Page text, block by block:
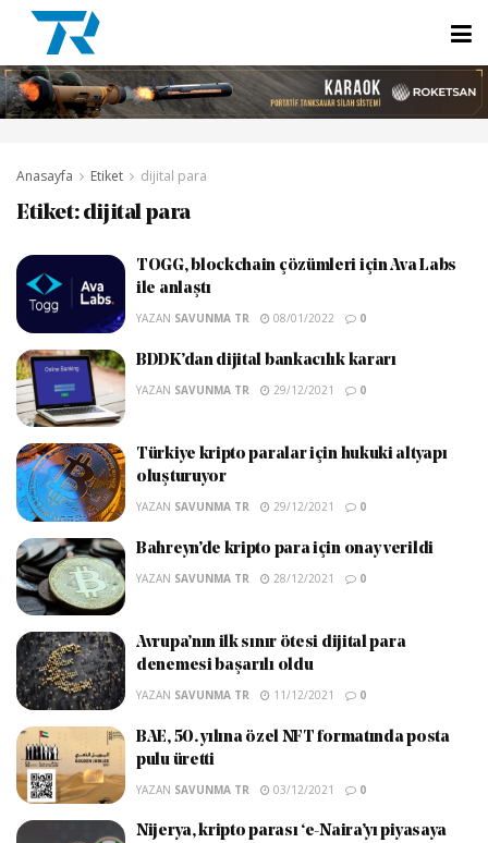
Anasayfa Etiket dijital para
Etiket: dijital para
TOGG, blockchain çözümleri için Ava Labs
ile anlaştı
YAZAN SAVUNMA TR 08/01/2022 0
BDDK’dan dijital bankacılık kararı
YAZAN SAVUNMA TR 29/12/2021 0
Türkiye kripto paralar için hukuki altyapı
oluşturuyor
YAZAN SAVUNMA TR 29/12/2021 0
Bahreyn’de kripto para için onay verildi
YAZAN SAVUNMA TR 28/12/2021 0
Avrupa’nın ilk sınır ötesi dijital para
denemesi başarılı oldu
YAZAN SAVUNMA TR 11/12/2021 0
BAE, 50. yılına özel NFT formatında posta
pulu üretti
YAZAN SAVUNMA TR 03/12/2021 0
Nijerya, kripto parası ‘e-Naira’yı piyasaya